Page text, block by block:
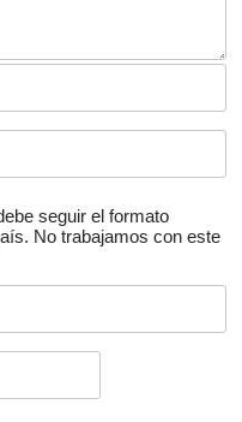
seguir el formato
No trabajamos con este